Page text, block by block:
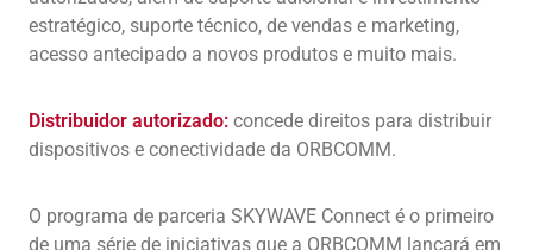
estratégico, suporte técnico, de vendas e marketing,
acesso antecipado a novos produtos e muito mais.
Distribuidor autorizado: concede direitos para distribuir
dispositivos e conectividade da ORBCOMM.
O programa de parceria SKYWAVE Connect é o primeiro
de uma série de iniciativas que a ORBCOMM lançará em